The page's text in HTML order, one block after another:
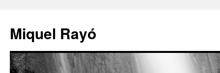
Miquel Rayó